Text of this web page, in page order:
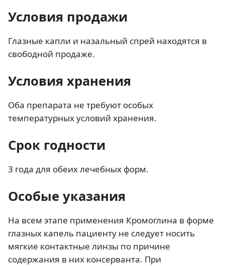
Условия продажи
Глазные капли и назальный спрей находятся в
свободной продаже.
Условия хранения
Оба препарата не требуют особых
температурных условий хранения.
Срок годности
3 года для обеих лечебных форм.
Особые указания
На всем этапе применения Кромоглина в форме
глазных капель пациенту не следует носить
мягкие контактные линзы по причине
содержания в них консерванта. При